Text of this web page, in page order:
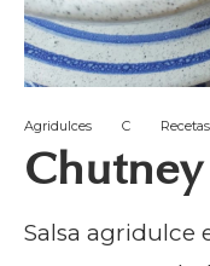
Agridulces C
Salsa agridulce